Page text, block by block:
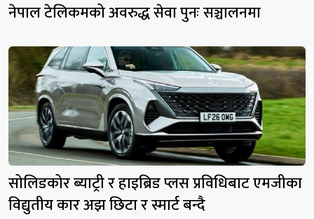
नेपाल टेलिकमको अवरुद्ध सेवा पुनः सञ्चालनमा
सोलिडकोर ब्याट्री र हाइब्रिड प्लस प्रविधिबाट एमजीका
विद्युतीय कार अझ छिटा र स्मार्ट बन्दै